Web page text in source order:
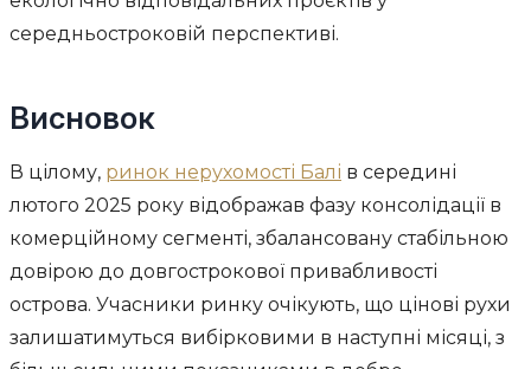
середньостроковій перспективі.
Висновок
В цілому, ринок нерухомості Балі в середині
лютого 2025 року відображав фазу консолідації в
комерційному сегменті, збалансовану стабільною
довірою до довгострокової привабливості
острова. Учасники ринку очікують, що цінові рухи
залишатимуться вибірковими в наступні місяці, з